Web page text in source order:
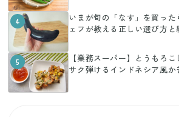
4
いまが旬の「なす」を買っ
ェフが教える正しい選び方
5
【業務スーパー】とうもろ
サク弾けるインドネシア風か